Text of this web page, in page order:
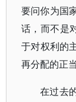
要问你为国
话，而不是
于对权利的
再分配的正
在过去